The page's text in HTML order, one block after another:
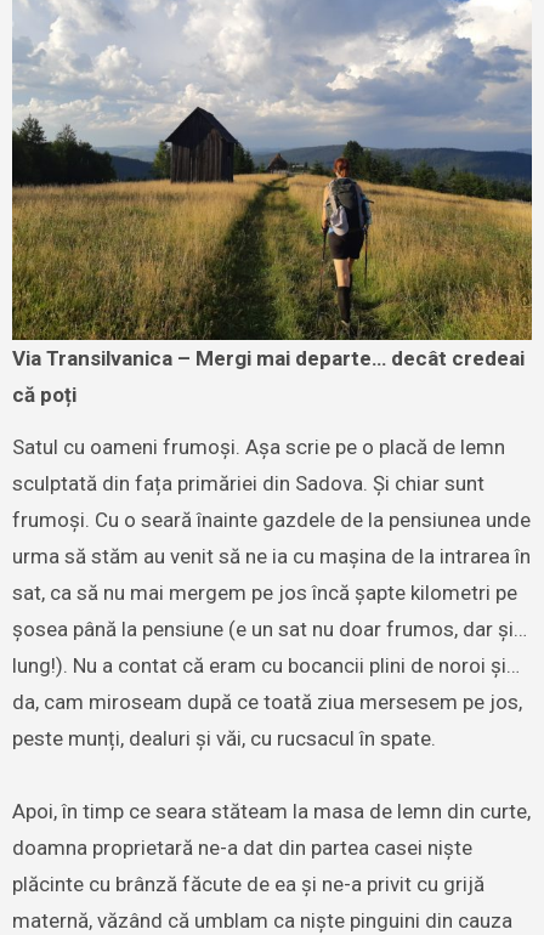
Via Transilvanica – Mergi mai departe… decât credeai
că poți
Satul cu oameni frumoși. Așa scrie pe o placă de lemn
sculptată din fața primăriei din Sadova. Și chiar sunt
frumoși. Cu o seară înainte gazdele de la pensiunea unde
urma să stăm au venit să ne ia cu mașina de la intrarea în
sat, ca să nu mai mergem pe jos încă șapte kilometri pe
șosea până la pensiune (e un sat nu doar frumos, dar și…
lung!). Nu a contat că eram cu bocancii plini de noroi și…
da, cam miroseam după ce toată ziua mersesem pe jos,
peste munți, dealuri și văi, cu rucsacul în spate.
Apoi, în timp ce seara stăteam la masa de lemn din curte,
doamna proprietară ne-a dat din partea casei niște
plăcinte cu brânză făcute de ea și ne-a privit cu grijă
maternă, văzând că umblam ca niște pinguini din cauza